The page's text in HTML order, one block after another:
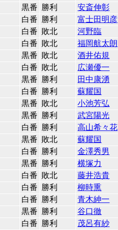
黒番 勝利 安斎伸彰
白番 勝利 富士田明彦
白番 敗北 河野臨
白番 敗北 福岡航太朗
黒番 敗北 酒井佑規
白番 敗北 広瀬優一
黒番 勝利 田中康湧
白番 勝利 蘇耀国
黒番 敗北 小池芳弘
黒番 勝利 武宮陽光
白番 勝利 高山希々花
黒番 敗北 蘇耀国
白番 勝利 金澤秀男
黒番 勝利 横塚力
白番 敗北 藤井浩貴
白番 勝利 柳時熏
白番 勝利 青木紳一
黒番 勝利 谷口徹
白番 勝利 茂呂有紗